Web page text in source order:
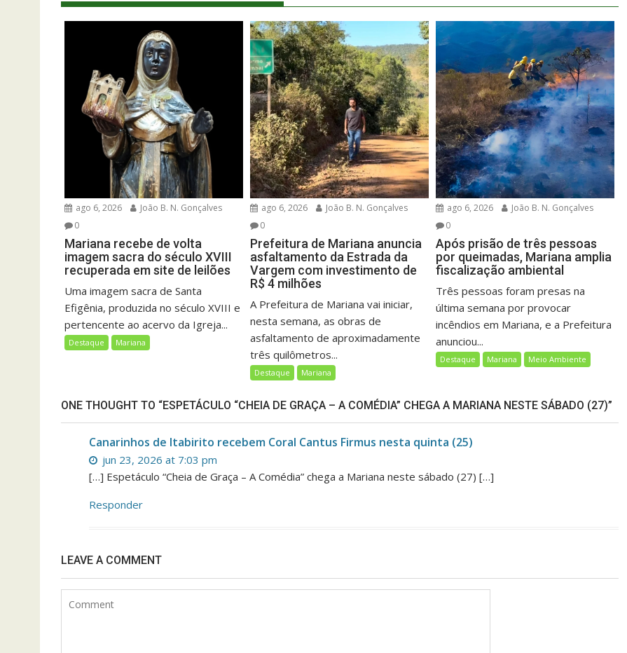
ago 6, 2026
João B. N. Gonçalves
0
Mariana recebe de volta
imagem sacra do século XVIII
recuperada em site de leilões
Uma imagem sacra de Santa
Efigênia, produzida no século XVIII e
pertencente ao acervo da Igreja...
Destaque Mariana
ago 6, 2026
João B. N. Gonçalves
0
Prefeitura de Mariana anuncia
asfaltamento da Estrada da
Vargem com investimento de
R$ 4 milhões
A Prefeitura de Mariana vai iniciar,
nesta semana, as obras de
asfaltamento de aproximadamente
três quilômetros...
Destaque Mariana
ago 6, 2026
João B. N. Gonçalves
0
Após prisão de três pessoas
por queimadas, Mariana amplia
fiscalização ambiental
Três pessoas foram presas na
última semana por provocar
incêndios em Mariana, e a Prefeitura
anunciou...
Destaque Mariana Meio Ambiente
ONE THOUGHT TO “ESPETÁCULO “CHEIA DE GRAÇA – A COMÉDIA” CHEGA A MARIANA NESTE SÁBADO (27)”
Canarinhos de Itabirito recebem Coral Cantus Firmus nesta quinta (25)
jun 23, 2026 at 7:03 pm
[…] Espetáculo “Cheia de Graça – A Comédia” chega a Mariana neste sábado (27) […]
Responder
LEAVE A COMMENT